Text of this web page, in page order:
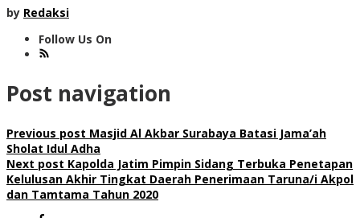
by Redaksi
Follow Us On
Post navigation
Previous post Masjid Al Akbar Surabaya Batasi Jama’ah
Sholat Idul Adha
Next post Kapolda Jatim Pimpin Sidang Terbuka Penetapan
Kelulusan Akhir Tingkat Daerah Penerimaan Taruna/i Akpol
dan Tamtama Tahun 2020